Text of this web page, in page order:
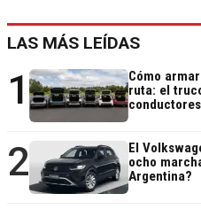
LAS MÁS LEÍDAS
1
Cómo
ruta: el
2
El
ocho
Argentina?